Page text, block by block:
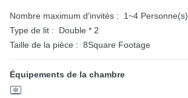
Nombre maximum d'invités :
1~4 Personne(s)
Type de lit :
Double * 2
Taille de la pièce : 8Square Footage
Équipements de la chambre